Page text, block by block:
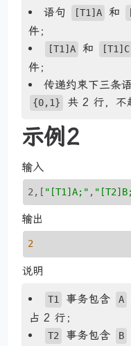
语句 [T1]A 和
件；
[T1]A 和 [T1]C
件；
传递约束下三条
{0,1} 共 2 行，不
示例2
输入
2, [ "[T1]A;" ,
输出
2
说明
T1 事务包含 A
占 2 行；
T2 事务包含 B